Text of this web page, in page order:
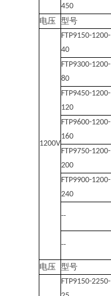
450
电压
型号
1200V
FTP9150-1200-
40
FTP9300-1200-
80
FTP9450-1200-
120
FTP9600-1200-
160
FTP9750-1200-
200
FTP9900-1200-
240
--
--
电压 型号
FTP9150-2250-